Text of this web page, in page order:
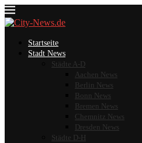
Startseite
Stadt News
Städte A-D
Aachen News
Berlin News
Bonn News
Bremen News
Chemnitz News
Dresden News
Städte D-H